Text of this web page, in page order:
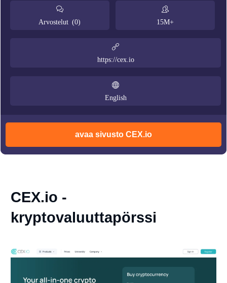
Arvostelut (0) 15M+
https://cex.io
English
avaa sivusto CEX.io
CEX.io -
kryptovaluuttapörssi